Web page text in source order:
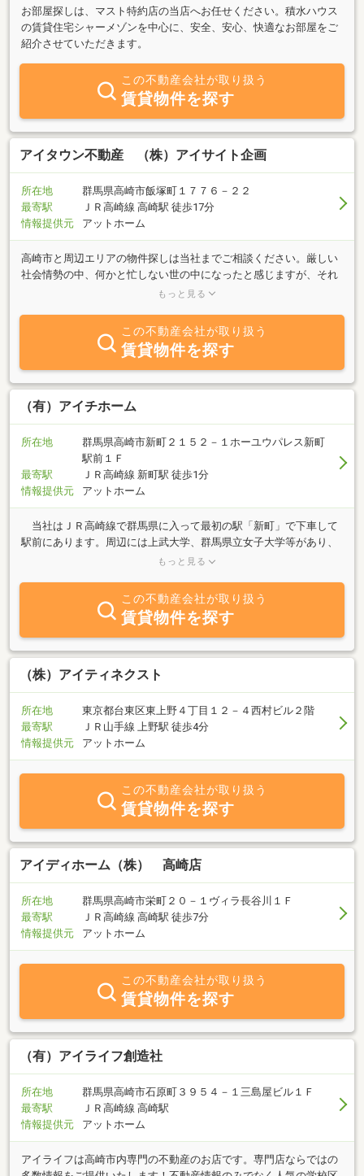
お部屋探しは、マスト特約店の当店へお任せください。積水ハウス
の賃貸住宅シャーメゾンを中心に、安全、安心、快適なお部屋をご
紹介させていただきます。
この不動産会社が取り扱う
賃貸物件を探す
アイタウン不動産 （株）アイサイト企画
所在地
群馬県高崎市飯塚町１７７６－２２
最寄駅
ＪＲ高崎線 高崎駅 徒歩17分
情報提供元
アットホーム
高崎市と周辺エリアの物件探しは当社までご相談ください。厳しい
社会情勢の中、何かと忙しない世の中になったと感じますが、それ
でも欠かせないのが、衣・食・住そんなあなたの大切な
手伝い！をモットーに日々邁進していく所存です。また空室にお困
りのオーナー様からもご相談を承っております。リフォームしたが
入居が付かない。家賃を下げたのに入居が付かない。空室があって
銀行のローンが大変。まずはご相談ください。より良い解決方法を
ご提示できると思います。皆様からのお問い合わせをお待ちしてお
ります。宜しくお願い申し上げます。
もっと見る
この不動産会社が取り扱う
賃貸物件を探す
（有）アイチホーム
所在地
群馬県高崎市新町２１５２－１ホーユウパレス新町
駅前１Ｆ
最寄駅
ＪＲ高崎線 新町駅 徒歩1分
情報提供元
アットホーム
当社はＪＲ高崎線で群馬県に入って最初の駅「新町」で下車して
駅前にあります。周辺には上武大学、群馬県立女子大学等があり、
入学時期には遠くの県より、お部屋を探しに多くの学生さんがご来
は、高崎市、藤岡市、玉村町を中心とした群馬県全地域を営業エリ
アとし皆様に物件をご紹介させていただいております。 又、当社
では不動産の「売却」「買取り」「遊休地」の有効活用・「相続」
等による不動産の資産活用などのご相談にも応じております。お気
軽にご来店下さい。（秘密厳守・相談無料）
もっと見る
この不動産会社が取り扱う
賃貸物件を探す
（株）アイティネクスト
所在地
東京都台東区東上野４丁目１２－４西村ビル２階
最寄駅
ＪＲ山手線 上野駅 徒歩4分
情報提供元
アットホーム
この不動産会社が取り扱う
賃貸物件を探す
アイディホーム（株） 高崎店
所在地
群馬県高崎市栄町２０－１ヴィラ長谷川１Ｆ
最寄駅
ＪＲ高崎線 高崎駅 徒歩7分
情報提供元
アットホーム
この不動産会社が取り扱う
賃貸物件を探す
（有）アイライフ創造社
所在地
群馬県高崎市石原町３９５４－１三島屋ビル１Ｆ
最寄駅
ＪＲ高崎線 高崎駅
情報提供元
アットホーム
アイライフは高崎市内専門の不動産のお店です。専門店ならではの